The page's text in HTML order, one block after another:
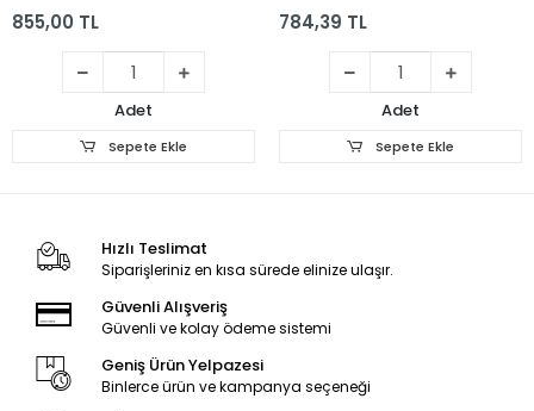
855,00 TL
Adet
Sepete Ekle
784,39 TL
Adet
Sepete Ekle
Hızlı Teslimat
Siparişleriniz en kısa sürede elinize ulaşır.
Güvenli Alışveriş
Güvenli ve kolay ödeme sistemi
Geniş Ürün Yelpazesi
Binlerce ürün ve kampanya seçeneği